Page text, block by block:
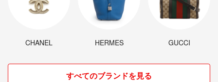
CHANEL HERMES GUCCI
すべてのブランドを見る